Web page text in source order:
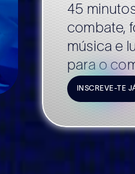
45
combate,
música e
para o
INSCREVE-TE